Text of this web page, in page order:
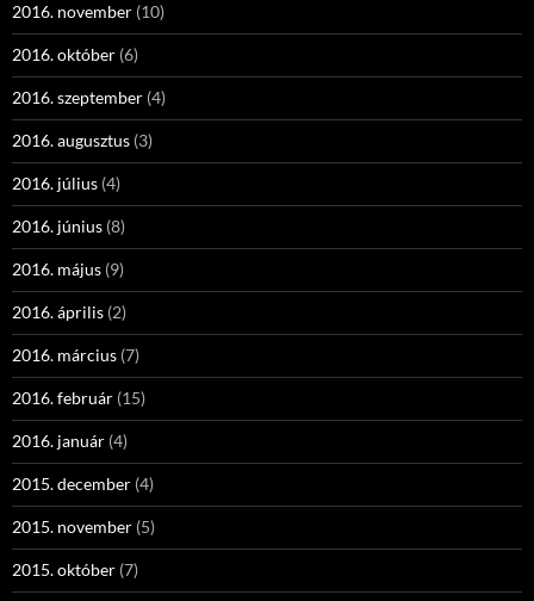
2016. november (10)
2016. október (6)
2016. szeptember (4)
2016. augusztus (3)
2016. július (4)
2016. június (8)
2016. május (9)
2016. április (2)
2016. március (7)
2016. február (15)
2016. január (4)
2015. december (4)
2015. november (5)
2015. október (7)